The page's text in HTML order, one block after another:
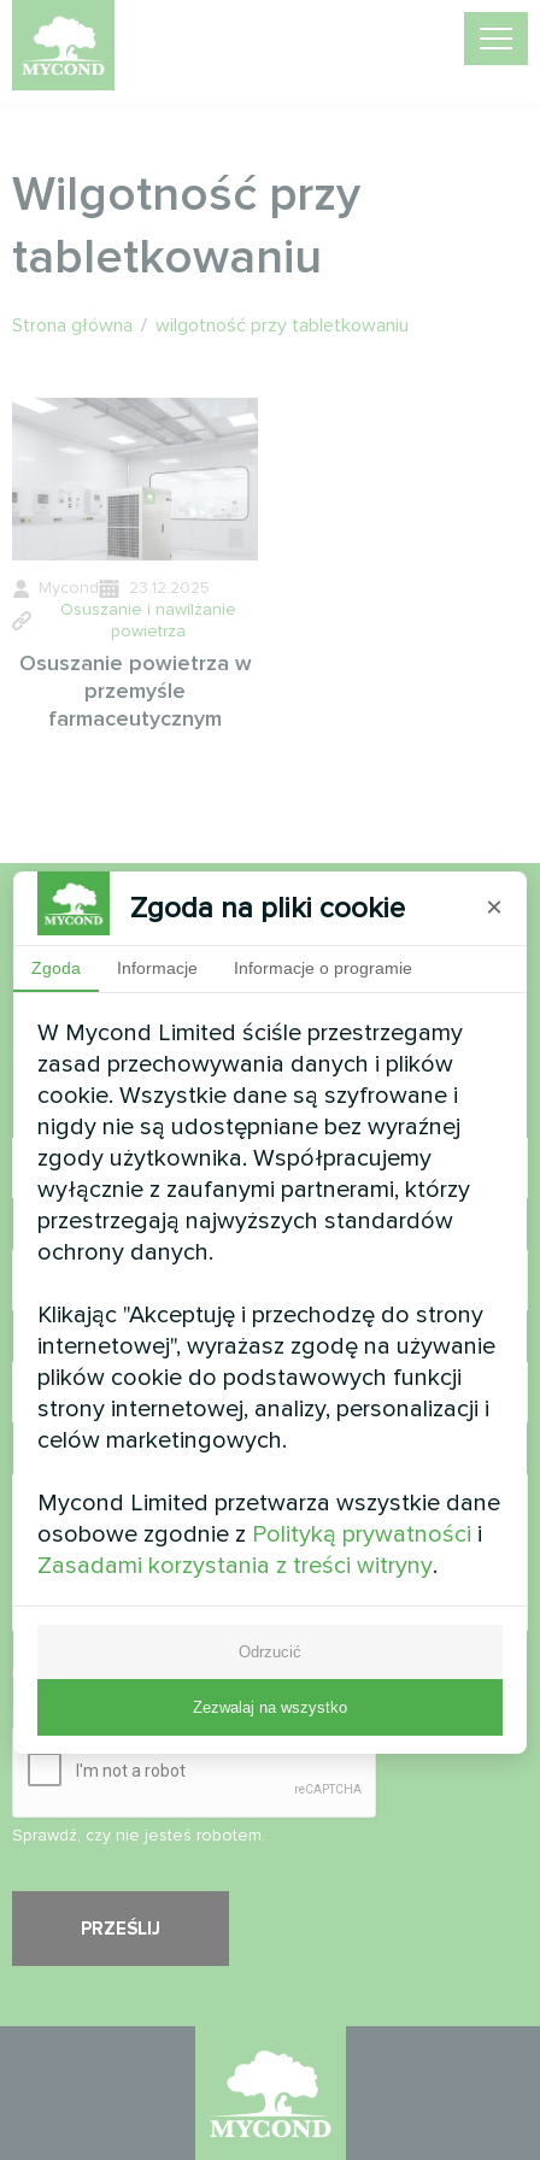
Wilgotność przy
tabletkowaniu
Strona główna / wilgotność przy tabletkowaniu
Mycond
23.12.2025
Osuszanie i nawilżanie
powietrza
Osuszanie powietrza w
przemyśle
farmaceutycznym
Chcesz kupić lub masz
pytania?
Skontaktuj się z nami, a pomożemy Ci
Nazwa
Numer telefonu
E-mail
Komentarz
Kontrola bezpieczeństwa*
Sprawdź, czy nie jesteś robotem.
Zgoda na pliki cookie ×
Zgoda Informacje Informacje o programie
W Mycond Limited ściśle przestrzegamy
zasad przechowywania danych i plików
cookie. Wszystkie dane są szyfrowane i
nigdy nie są udostępniane bez wyraźnej
zgody użytkownika. Współpracujemy
wyłącznie z zaufanymi partnerami, którzy
przestrzegają najwyższych standardów
ochrony danych.
Klikając "Akceptuję i przechodzę do strony
internetowej", wyrażasz zgodę na używanie
plików cookie do podstawowych funkcji
strony internetowej, analizy, personalizacji i
celów marketingowych.
Mycond Limited przetwarza wszystkie dane
osobowe zgodnie z Polityką prywatności i
Zasadami korzystania z treści witryny.
Odrzucić
Zezwalaj na wszystko